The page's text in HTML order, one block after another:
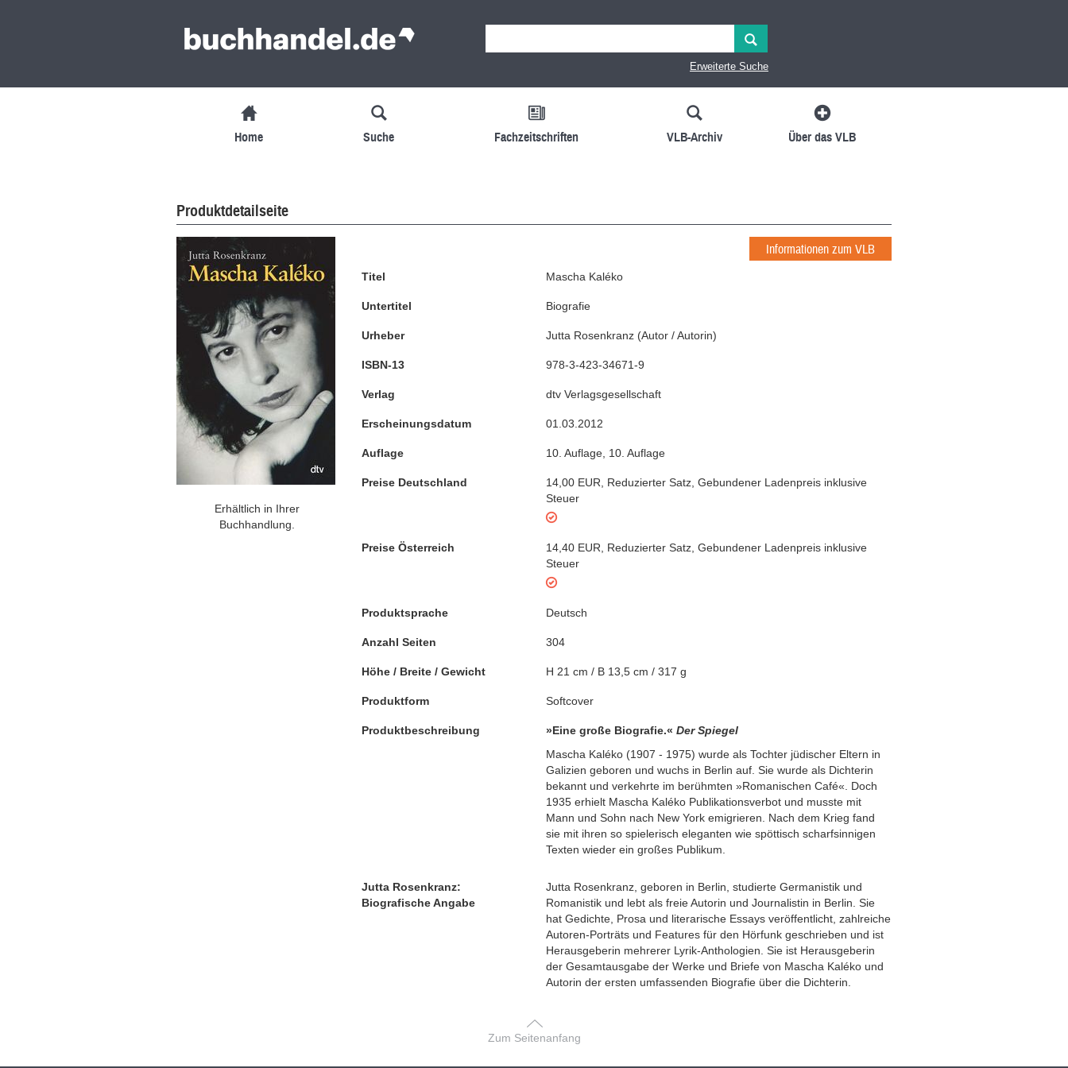
Erweiterte Suche
Home Suche Fachzeitschriften VLB-Archiv Über das VLB
Produktdetailseite
Erhältlich in Ihrer
Buchhandlung.
Informationen zum VLB
Titel Mascha Kaléko
Untertitel Biografie
Urheber Jutta Rosenkranz (Autor / Autorin)
ISBN-13 978-3-423-34671-9
Verlag dtv Verlagsgesellschaft
Erscheinungsdatum 01.03.2012
Auflage 10. Auflage 10. Auflage
Preise Deutschland 14,00 EUR Reduzierter Satz Gebundener Ladenpreis inklusive
Steuer
Preise Österreich 14,40 EUR Reduzierter Satz Gebundener Ladenpreis inklusive
Steuer
Produktsprache Deutsch
Anzahl Seiten 304
Höhe / Breite / Gewicht H 21 cm / B 13,5 cm / 317 g
Produktform Softcover
Produktbeschreibung »Eine große Biografie.« Der Spiegel
Mascha Kaléko (1907 - 1975) wurde als Tochter jüdischer Eltern in
Galizien geboren und wuchs in Berlin auf. Sie wurde als Dichterin
bekannt und verkehrte im berühmten »Romanischen Café«. Doch
1935 erhielt Mascha Kaléko Publikationsverbot und musste mit
Mann und Sohn nach New York emigrieren. Nach dem Krieg fand
sie mit ihren so spielerisch eleganten wie spöttisch scharfsinnigen
Texten wieder ein großes Publikum.
Jutta Rosenkranz:
Biografische Angabe
Jutta Rosenkranz, geboren in Berlin, studierte Germanistik und
Romanistik und lebt als freie Autorin und Journalistin in Berlin. Sie
hat Gedichte, Prosa und literarische Essays veröffentlicht, zahlreiche
Autoren-Porträts und Features für den Hörfunk geschrieben und ist
Herausgeberin mehrerer Lyrik-Anthologien. Sie ist Herausgeberin
der Gesamtausgabe der Werke und Briefe von Mascha Kaléko und
Autorin der ersten umfassenden Biografie über die Dichterin.
Zum Seitenanfang